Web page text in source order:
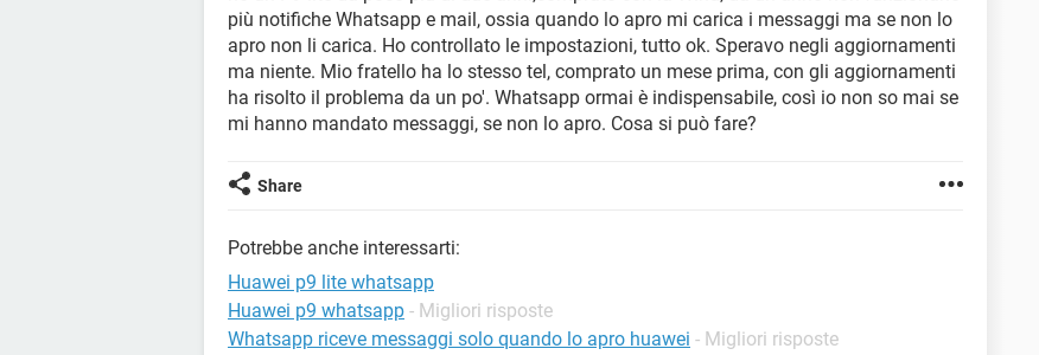
più notifiche Whatsapp e mail, ossia quando lo apro mi carica i messaggi ma se non lo
apro non li carica. Ho controllato le impostazioni, tutto ok. Speravo negli aggiornamenti
ma niente. Mio fratello ha lo stesso tel, comprato un mese prima, con gli aggiornamenti
ha risolto il problema da un po'. Whatsapp ormai è indispensabile, così io non so mai se
mi hanno mandato messaggi, se non lo apro. Cosa si può fare?
Share
Potrebbe anche interessarti:
Huawei p9 lite whatsapp
Huawei p9 whatsapp - Migliori risposte
Whatsapp riceve messaggi solo quando lo apro huawei - Migliori risposte